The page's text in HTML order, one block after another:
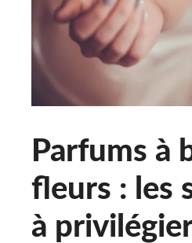
Parfums à
fleurs : les
à